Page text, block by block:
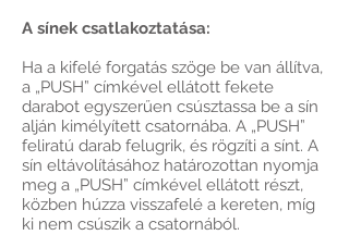
A sínek csatlakoztatása:
Ha a kifelé forgatás szöge be van állítva,
a „PUSH” címkével ellátott fekete
darabot egyszerűen csúsztassa be a sín
alján kimélyített csatornába. A „PUSH”
feliratú darab felugrik, és rögzíti a sínt. A
sín eltávolításához határozottan nyomja
meg a „PUSH” címkével ellátott részt,
közben húzza visszafelé a kereten, míg
ki nem csúszik a csatornából.